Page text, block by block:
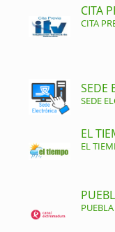
CITA
CITA
SEDE
SEDE
EL
EL